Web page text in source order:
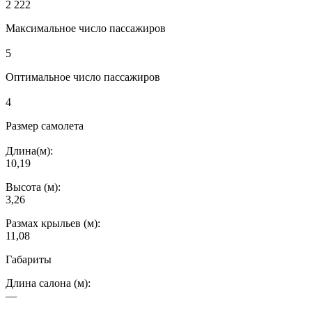
2 222
Максимальное число пассажиров
5
Оптимальное число пассажиров
4
Размер самолета
Длина(м):
10,19
Высота (м):
3,26
Размах крыльев (м):
11,08
Габариты
Длина салона (м):
—